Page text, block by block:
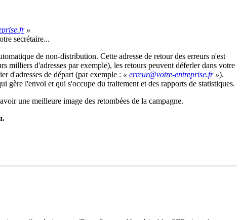
»
secrétaire...
de non-distribution. Cette adresse de retour des erreurs n'est
milliers d'adresses par exemple), les retours peuvent déferler dans votre
d'adresses de départ (par exemple : « »).
gère l'envoi et qui s'occupe du traitement et des rapports de statistiques.
une meilleure image des retombées de la campagne.